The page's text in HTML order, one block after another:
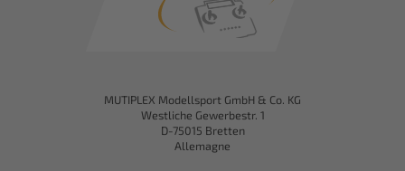
MUTIPLEX Modellsport GmbH & Co. KG
Westliche Gewerbestr. 1
D-75015 Bretten
Allemagne